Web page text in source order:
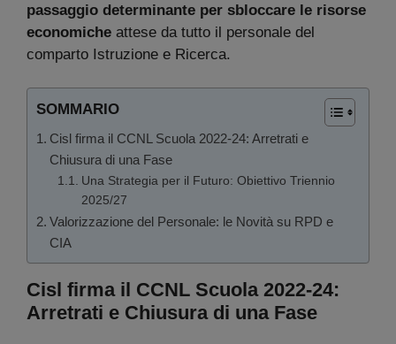
passaggio determinante per sbloccare le risorse
economiche attese da tutto il personale del
comparto Istruzione e Ricerca.
SOMMARIO
Cisl firma il CCNL Scuola 2022-24: Arretrati e
Chiusura di una Fase
Una Strategia per il Futuro: Obiettivo Triennio
2025/27
Valorizzazione del Personale: le Novità su RPD e
CIA
Cisl firma il CCNL Scuola 2022-24:
Arretrati e Chiusura di una Fase